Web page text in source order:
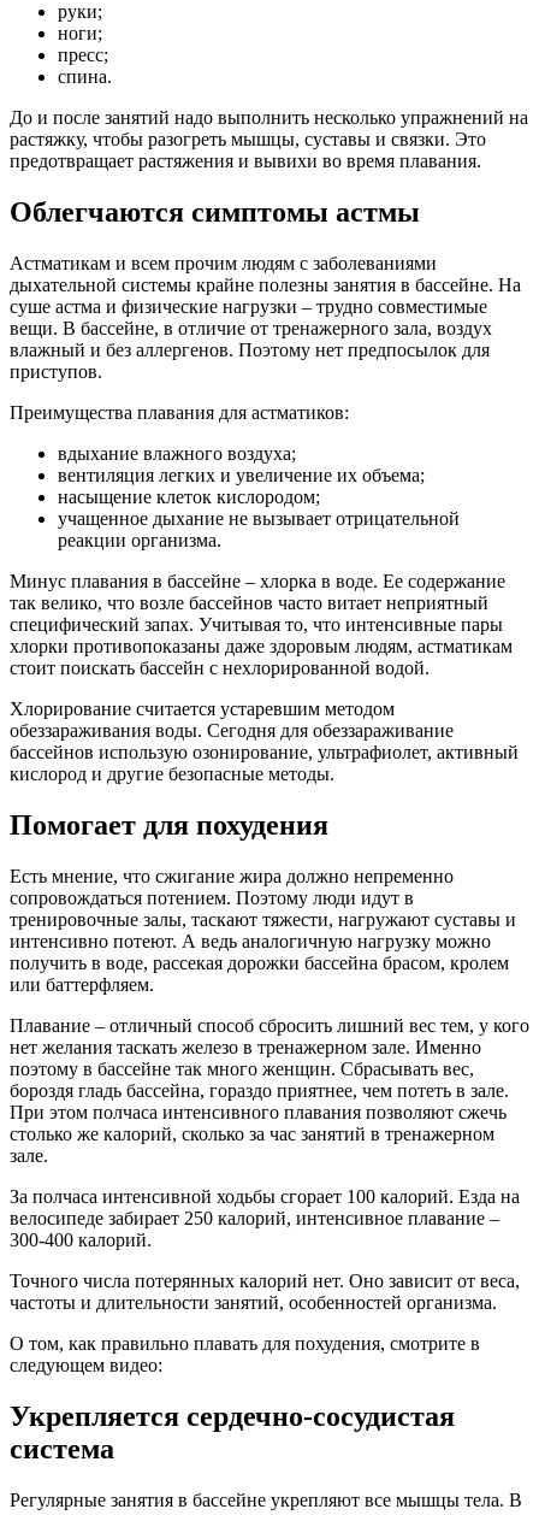
руки;
ноги;
пресс;
спина.
До и после занятий надо выполнить несколько упражнений на
растяжку, чтобы разогреть мышцы, суставы и связки. Это
предотвращает растяжения и вывихи во время плавания.
Облегчаются симптомы астмы
Астматикам и всем прочим людям с заболеваниями
дыхательной системы крайне полезны занятия в бассейне. На
суше астма и физические нагрузки – трудно совместимые
вещи. В бассейне, в отличие от тренажерного зала, воздух
влажный и без аллергенов. Поэтому нет предпосылок для
приступов.
Преимущества плавания для астматиков:
вдыхание влажного воздуха;
вентиляция легких и увеличение их объема;
насыщение клеток кислородом;
учащенное дыхание не вызывает отрицательной
реакции организма.
Минус плавания в бассейне – хлорка в воде. Ее содержание
так велико, что возле бассейнов часто витает неприятный
специфический запах. Учитывая то, что интенсивные пары
хлорки противопоказаны даже здоровым людям, астматикам
стоит поискать бассейн с нехлорированной водой.
Хлорирование считается устаревшим методом
обеззараживания воды. Сегодня для обеззараживание
бассейнов использую озонирование, ультрафиолет, активный
кислород и другие безопасные методы.
Помогает для похудения
Есть мнение, что сжигание жира должно непременно
сопровождаться потением. Поэтому люди идут в
тренировочные залы, таскают тяжести, нагружают суставы и
интенсивно потеют. А ведь аналогичную нагрузку можно
получить в воде, рассекая дорожки бассейна брасом, кролем
или баттерфляем.
Плавание – отличный способ сбросить лишний вес тем, у кого
нет желания таскать железо в тренажерном зале. Именно
поэтому в бассейне так много женщин. Сбрасывать вес,
бороздя гладь бассейна, гораздо приятнее, чем потеть в зале.
При этом полчаса интенсивного плавания позволяют сжечь
столько же калорий, сколько за час занятий в тренажерном
зале.
За полчаса интенсивной ходьбы сгорает 100 калорий. Езда на
велосипеде забирает 250 калорий, интенсивное плавание –
300-400 калорий.
Точного числа потерянных калорий нет. Оно зависит от веса,
частоты и длительности занятий, особенностей организма.
О том, как правильно плавать для похудения, смотрите в
следующем видео:
Укрепляется сердечно-сосудистая
система
Регулярные занятия в бассейне укрепляют все мышцы тела. В